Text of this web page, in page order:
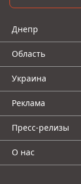
Днепр
Область
Украина
Реклама
Пресс-релизы
О нас